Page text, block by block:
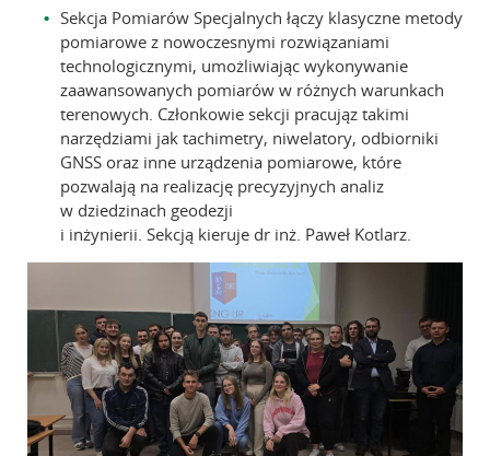
Sekcja Pomiarów Specjalnych łączy klasyczne metody
pomiarowe z nowoczesnymi rozwiązaniami
technologicznymi, umożliwiając wykonywanie
zaawansowanych pomiarów w różnych warunkach
terenowych. Członkowie sekcji pracująz takimi
narzędziami jak tachimetry, niwelatory, odbiorniki
GNSS oraz inne urządzenia pomiarowe, które
pozwalają na realizację precyzyjnych analiz
w dziedzinach geodezji
i inżynierii. Sekcją kieruje dr inż. Paweł Kotlarz.